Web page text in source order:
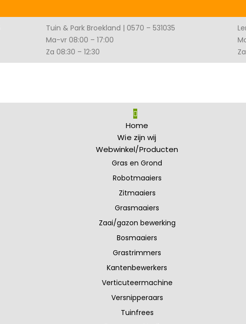
Tuin & Park Broekland | 0570 – 531035
Ma-vr 08:00 – 17:00
Za 08:30 – 12:30
Home
Wie zijn wij
Webwinkel/Producten
Gras en Grond
Robotmaaiers
Zitmaaiers
Grasmaaiers
Zaai/gazon bewerking
Bosmaaiers
Grastrimmers
Kantenbewerkers
Verticuteermachine
Versnipperaars
Tuinfrees